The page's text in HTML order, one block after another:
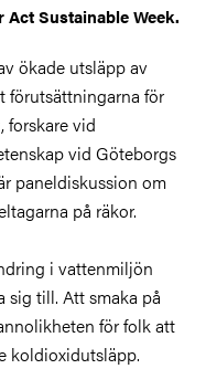
Sustainable Week.
ökade utsläpp av
förutsättningarna för
forskare vid
vid Göteborgs
paneldiskussion om
på räkor.
i vattenmiljön
sig till. Att smaka på
för folk att
koldioxidutsläpp.